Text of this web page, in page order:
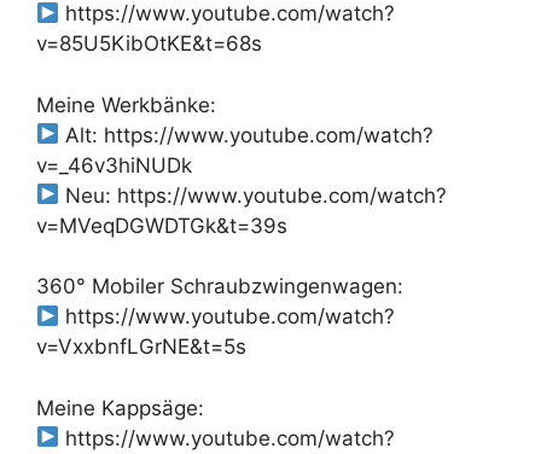
https://www.youtube.com/watch?
v=85U5KibOtKE&t=68s
Meine Werkbänke:
Alt: https://www.youtube.com/watch?
v=_46v3hiNUDk
Neu: https://www.youtube.com/watch?
v=MVeqDGWDTGk&t=39s
360° Mobiler Schraubzwingenwagen:
https://www.youtube.com/watch?
v=VxxbnfLGrNE&t=5s
Meine Kappsäge:
https://www.youtube.com/watch?